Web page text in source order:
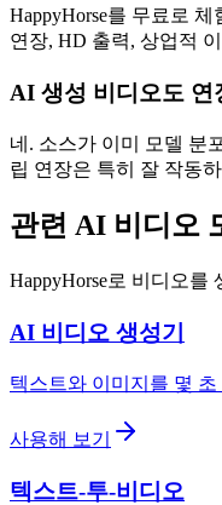
HappyHorse를 무료로
연장, HD 출력, 상업적
AI 생성 비디오도 연
네. 소스가 이미 모델 분
립 연장은 특히 잘 작동
관련 AI 비디오
HappyHorse로 비디오를
AI 비디오 생성기
텍스트와 이미지를 몇
사용해 보기
텍스트-투-비디오